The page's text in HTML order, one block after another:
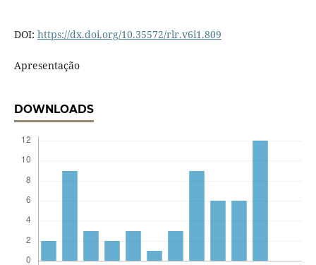
DOI: https://dx.doi.org/10.35572/rlr.v6i1.809
Apresentação
DOWNLOADS